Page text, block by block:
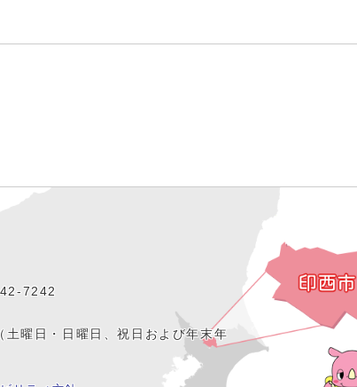
曜日・日曜日、祝日および年末年